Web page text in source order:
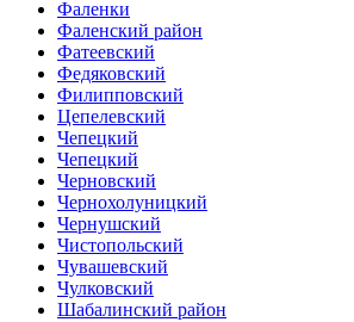
Фаленки
Фаленский район
Фатеевский
Федяковский
Филипповский
Цепелевский
Чепецкий
Чепецкий
Черновский
Чернохолуницкий
Чернушский
Чистопольский
Чувашевский
Чулковский
Шабалинский район